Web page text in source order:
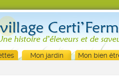
Mon jardin Mon bien